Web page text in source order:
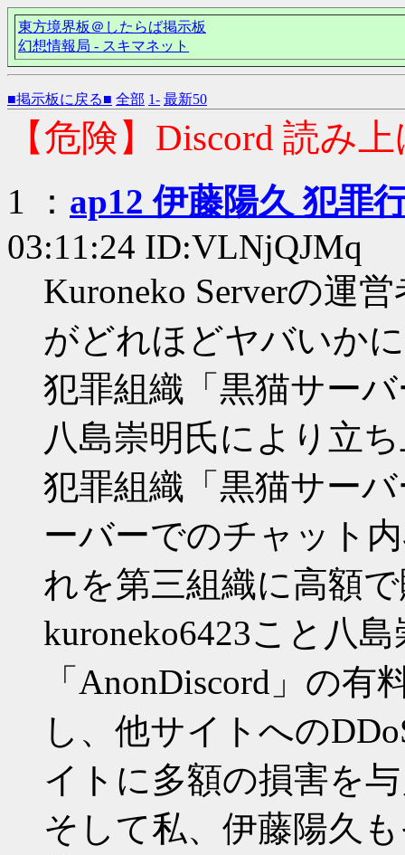
東方境界板＠したらば掲示板
幻想情報局 - スキマネット
■掲示板に戻る■ 全部 1- 最新50
【危険】Discord 読み
1 ： ap12 伊藤陽久 犯罪
03:11:24 ID:VLNjQJMq
Kuroneko Serverの運
がどれほどヤバいか
犯罪組織「黒猫サー
八島崇明氏により立
犯罪組織「黒猫サー
ーバーでのチャット
れを第三組織に高額
kuroneko6423こと八
「AnonDiscord」の有
し、他サイトへの
イトに多額の損害を
そして私、伊藤陽久